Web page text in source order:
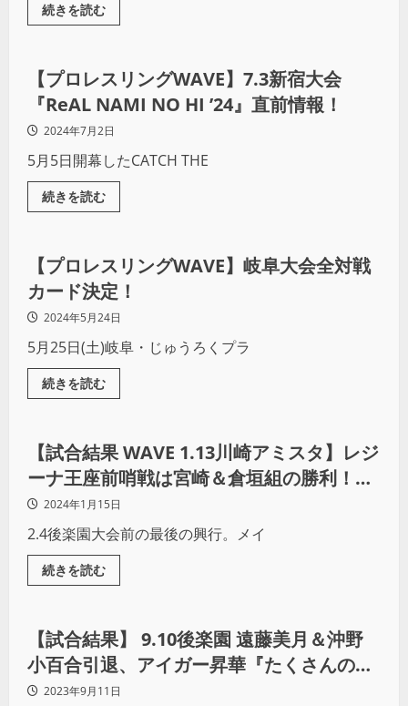
続きを読む
インタビュー
【プロレスリングWAVE】7.3新宿大会
『ReAL NAMI NO HI ’24』直前情報！
2024年7月2日
5月5日開幕したCATCH THE
続きを読む
プロレス
【プロレスリングWAVE】岐阜大会全対戦
カード決定！
2024年5月24日
5月25日(土)岐阜・じゅうろくプラ
続きを読む
プロレス
【試合結果 WAVE 1.13川崎アミスタ】レジ
ーナ王座前哨戦は宮崎＆倉垣組の勝利！メ
インイベントの後、まさかの延長戦
2024年1月15日
2.4後楽園大会前の最後の興行。メイ
続きを読む
プロレス
【試合結果】 9.10後楽園 遠藤美月＆沖野
小百合引退、アイガー昇華『たくさんの思
い出をありがとう』
2023年9月11日